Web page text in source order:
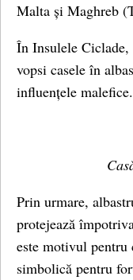
Malta și Maghreb
În Insulele
vopsi casele în
influențele malefice.
Prin urmare,
protejează
este motivul pentru
simbolică pentru